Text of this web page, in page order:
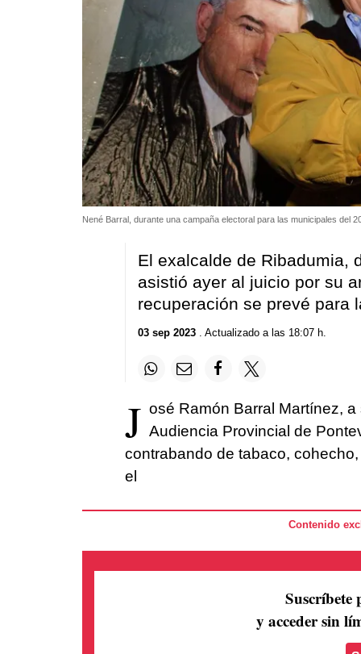
Nené Barral, durante una campaña electoral para las municipales del
El exalcalde de Ribadumia,
asistió ayer al juicio por su
recuperación se prevé para
03 sep 2023. Actualizado a las 18:07 h.
J osé Ramón Barral Martínez,
Audiencia Provincial de
contrabando de tabaco,
el
Contenido
Suscríbete
y acceder sin